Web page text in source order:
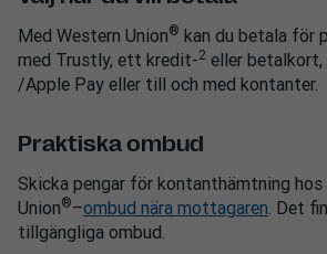
Med Western Union® kan du betala för
med Trustly, ett kredit-2 eller betalkort,
/Apple Pay eller till och med kontanter.
Praktiska ombud
Skicka pengar för kontanthämtning
Union®–ombud nära mottagaren. Det
tillgängliga ombud.